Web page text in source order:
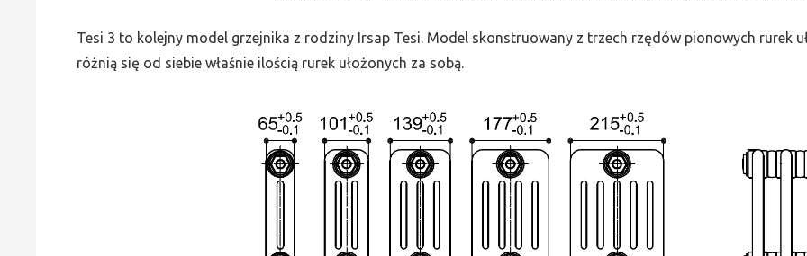
Tesi 3 to kolejny model grzejnika z rodziny Irsap Tesi. Model skonstruowany z trzech rzędów pionowych rurek
różnią się od siebie właśnie ilością rurek ułożonych za sobą.